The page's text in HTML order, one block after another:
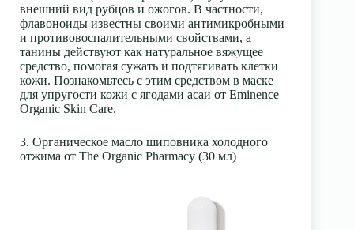
внешний вид рубцов и ожогов. В частности,
флавоноиды известны своими антимикробными
и противовоспалительными свойствами, а
танины действуют как натуральное вяжущее
средство, помогая сужать и подтягивать клетки
кожи. Познакомьтесь с этим средством в маске
для упругости кожи с ягодами асаи от Eminence
Organic Skin Care.
3. Органическое масло шиповника холодного
отжима от The Organic Pharmacy (30 мл)